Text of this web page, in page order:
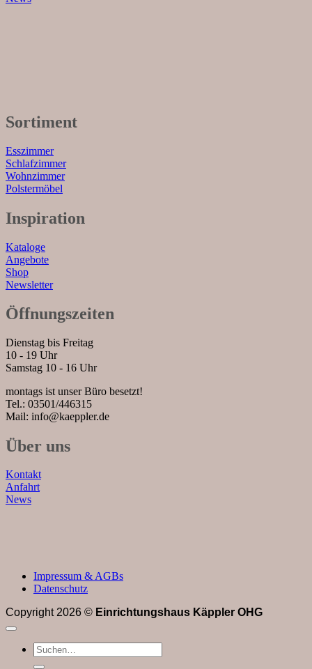
Sortiment
Esszimmer
Schlafzimmer
Wohnzimmer
Polstermöbel
Inspiration
Kataloge
Angebote
Shop
Newsletter
Öffnungszeiten
Dienstag bis Freitag
10 - 19 Uhr
Samstag 10 - 16 Uhr
montags ist unser Büro besetzt!
Tel.: 03501/446315
Mail: info@kaeppler.de
Über uns
Kontakt
Anfahrt
News
Impressum & AGBs
Datenschutz
Copyright 2026 © Einrichtungshaus Käppler OHG
Suchen
nach: